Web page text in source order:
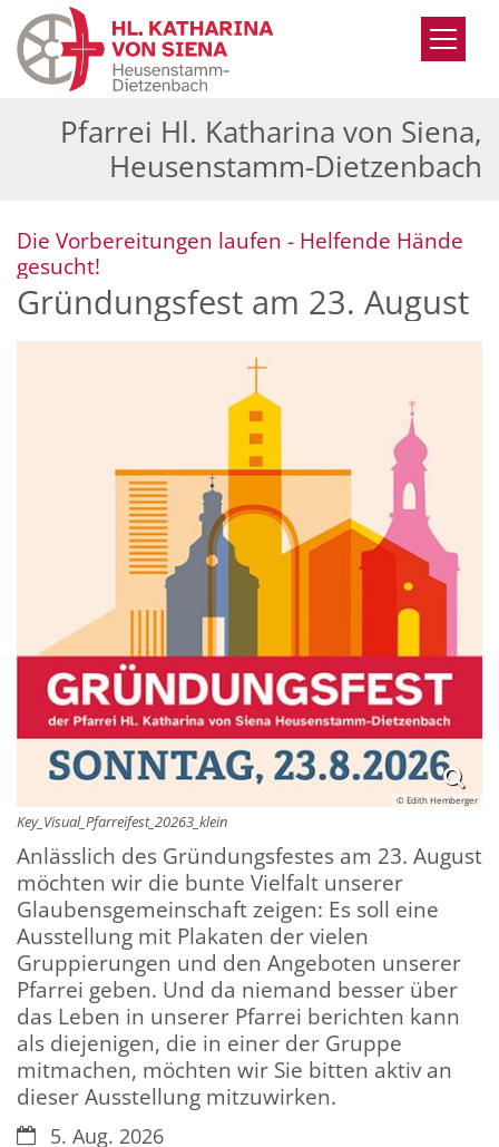
Zum Inhalt springen
Pfarrei Hl. Katharina von Siena,
Heusenstamm-Dietzenbach
Die Vorbereitungen laufen - Helfende Hände
gesucht!
Gründungsfest am 23. August
© Edith Hemberger
Key_Visual_Pfarreifest_20263_klein
Anlässlich des Gründungsfestes am 23. August
möchten wir die bunte Vielfalt unserer
Glaubensgemeinschaft zeigen: Es soll eine
Ausstellung mit Plakaten der vielen
Gruppierungen und den Angeboten unserer
Pfarrei geben. Und da niemand besser über
das Leben in unserer Pfarrei berichten kann
als diejenigen, die in einer der Gruppe
mitmachen, möchten wir Sie bitten aktiv an
dieser Ausstellung mitzuwirken.
Datum:5. Aug. 2026